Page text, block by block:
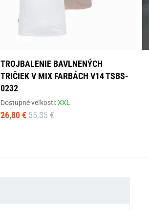
TROJBALENIE BAVLNENÝCH
TRIČIEK V MIX FARBÁCH V14 TSBS-
0232
Dostupné veľkosti:XXL
26,80 € 55,35 €